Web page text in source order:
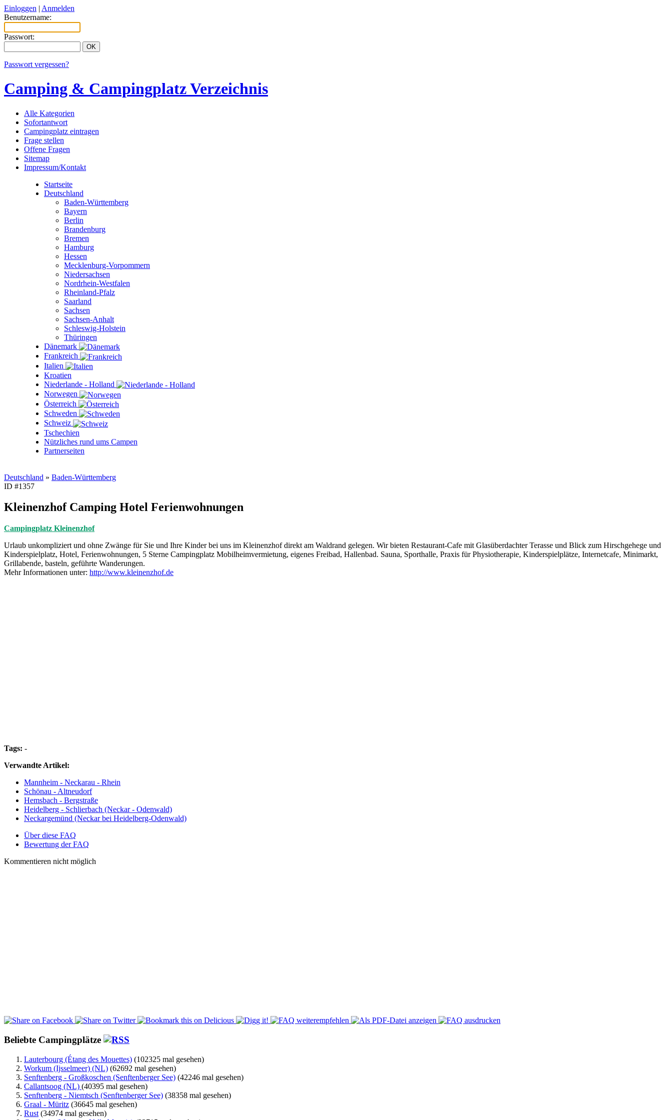
Einloggen | Anmelden
Benutzername:
Passwort:
Passwort vergessen?
Camping & Campingplatz Verzeichnis
Alle Kategorien
Sofortantwort
Campingplatz eintragen
Frage stellen
Offene Fragen
Sitemap
Impressum/Kontakt
Startseite
Deutschland
Baden-Württemberg
Bayern
Berlin
Brandenburg
Bremen
Hamburg
Hessen
Mecklenburg-Vorpommern
Niedersachsen
Nordrhein-Westfalen
Rheinland-Pfalz
Saarland
Sachsen
Sachsen-Anhalt
Schleswig-Holstein
Thüringen
Dänemark
Frankreich
Italien
Kroatien
Niederlande - Holland
Norwegen
Österreich
Schweden
Schweiz
Tschechien
Nützliches rund ums Campen
Partnerseiten
Deutschland » Baden-Württemberg
ID #1357
Kleinenzhof Camping Hotel Ferienwohnungen
Campingplatz Kleinenzhof
Urlaub unkompliziert und ohne Zwänge für Sie und Ihre Kinder bei uns im Kleinenzhof direkt am Waldrand gelegen. Wir bieten Restaurant-Cafe mit Glasüberdachter Terasse und Blick zum Hirschgehege und
Kinderspielplatz, Hotel, Ferienwohnungen, 5 Sterne Campingplatz Mobilheimvermietung, eigenes Freibad, Hallenbad. Sauna, Sporthalle, Praxis für Physiotherapie, Kinderspielplätze, Internetcafe, Minimarkt,
Grillabende, basteln, geführte Wanderungen.
Mehr Informationen unter: http://www.kleinenzhof.de
Tags: -
Verwandte Artikel:
Mannheim - Neckarau - Rhein
Schönau - Altneudorf
Hemsbach - Bergstraße
Heidelberg - Schlierbach (Neckar - Odenwald)
Neckargemünd (Neckar bei Heidelberg-Odenwald)
Über diese FAQ
Bewertung der FAQ
Kommentieren nicht möglich
Beliebte Campingplätze
Lauterbourg (Étang des Mouettes) (102325 mal gesehen)
Workum (Ijsselmeer) (NL) (62692 mal gesehen)
Senftenberg - Großkoschen (Senftenberger See) (42246 mal gesehen)
Callantsoog (NL) (40395 mal gesehen)
Senftenberg - Niemtsch (Senftenberger See) (38358 mal gesehen)
Graal - Müritz (36645 mal gesehen)
Rust (34974 mal gesehen)